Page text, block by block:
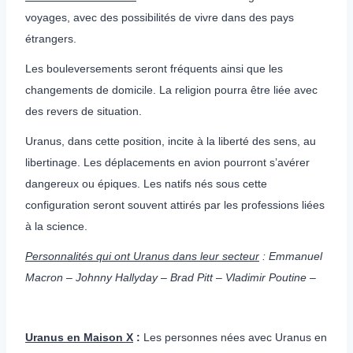
voyages, avec des possibilités de vivre dans des pays
étrangers.
Les bouleversements seront fréquents ainsi que les
changements de domicile. La religion pourra être liée avec
des revers de situation.
Uranus, dans cette position, incite à la liberté des sens, au
libertinage. Les déplacements en avion pourront s’avérer
dangereux ou épiques. Les natifs nés sous cette
configuration seront souvent attirés par les professions liées
à la science.
Personnalités qui ont Uranus dans leur secteur : Emmanuel
Macron – Johnny Hallyday – Brad Pitt – Vladimir Poutine –
Uranus en Maison X : Les personnes nées avec Uranus en